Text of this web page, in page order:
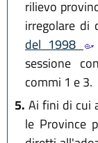
rilievo
irregolare di
del 1998
sessione
commi 1 e 3.
5. Ai fini di cui
le Province